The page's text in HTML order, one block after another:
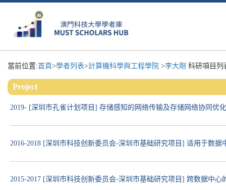
當前位置:首頁>學者列表>計算機科學與工程學院 >李大剛 科研項目列
Project
2019- [深圳市孔雀计划项目] 存储感知的网络传输及存储网络协同优
2016-2018 [深圳市科技创新委员会-深圳市基础研究项目] 适用于数
2015-2017 [深圳市科技创新委员会-深圳市基础研究项目] 跨数据中